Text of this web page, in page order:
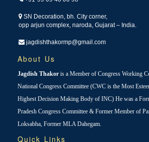
SN Decoration, bh. City corner,
opp arjun complex, naroda, Gujarat – India.
jagdishthakormp@gmail.com
About Us
Jagdish Thakor is a Member of Congress Working
National Congress Committee (CWC is the Most
Highest Decision Making Body of INC) He was a
Pradesh Congress Committee & Former Member of
Loksabha, Former MLA Dahegam.
Quick Links